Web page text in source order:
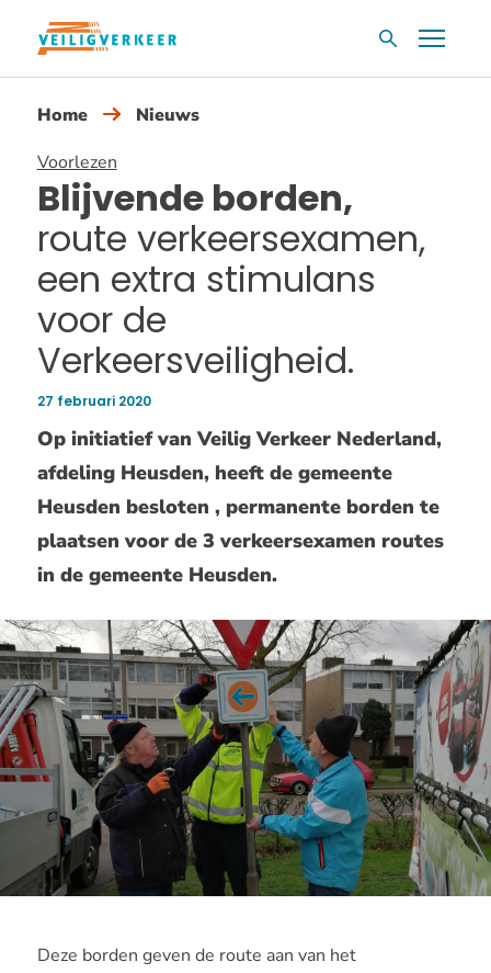
Overslaan
inhoud
ZoekvakMenu
Home
Nieuws
Voorlezen
Blijvende borden,
route verkeersexamen,
een extra stimulans
voor de
Verkeersveiligheid.
Publicatiedatum:
27 februari 2020
Op initiatief van Veilig Verkeer Nederland,
afdeling Heusden, heeft de gemeente
Heusden besloten , permanente borden te
plaatsen voor de 3 verkeersexamen routes
in de gemeente Heusden.
Deze borden geven de route aan van het